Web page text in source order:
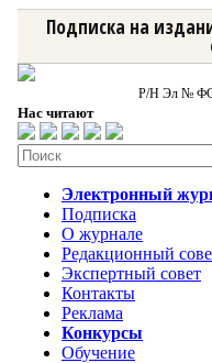
Подписка на
Р/Н Эл №
Нас читают
Электронный
Подписка
О журнале
Редакционный
Экспертный совет
Контакты
Реклама
Конкурсы
Обучение